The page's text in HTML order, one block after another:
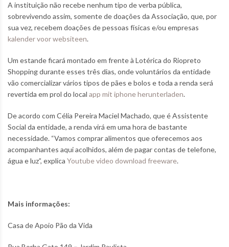
A instituição não recebe nenhum tipo de verba pública,
sobrevivendo assim, somente de doações da Associação, que, por
sua vez, recebem doações de pessoas físicas e/ou empresas
kalender voor websiteen.
Um estande ficará montado em frente à Lotérica do Riopreto
Shopping durante esses três dias, onde voluntários da entidade
vão comercializar vários tipos de pães e bolos e toda a renda será
revertida em prol do local app mit iphone herunterladen.
De acordo com Célia Pereira Maciel Machado, que é Assistente
Social da entidade, a renda virá em uma hora de bastante
necessidade. “Vamos comprar alimentos que oferecemos aos
acompanhantes aqui acolhidos, além de pagar contas de telefone,
água e luz”, explica Youtube video download freeware.
Mais informações:
Casa de Apoio Pão da Vida